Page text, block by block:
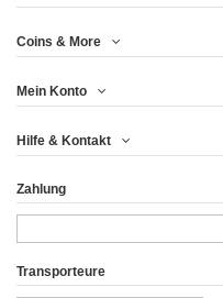
Coins & More
Mein Konto
Hilfe & Kontakt
Zahlung
Transporteure